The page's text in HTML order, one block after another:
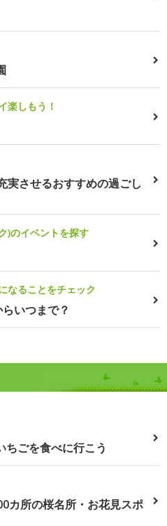
楽しもう！
実させるおすすめの過ごし
)のイベントを探す
なることをチェック
いつまで？
ちごを食べに行こう
カ所の桜名所・お花見スポ